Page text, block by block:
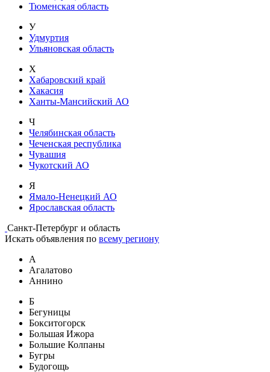
Тюменская область
У
Удмуртия
Ульяновская область
Х
Хабаровский край
Хакасия
Ханты-Мансийский АО
Ч
Челябинская область
Чеченская республика
Чувашия
Чукотский АО
Я
Ямало-Ненецкий АО
Ярославская область
Санкт-Петербург и область
Искать объявления по всему региону
А
Агалатово
Аннино
Б
Бегуницы
Бокситогорск
Большая Ижора
Большие Колпаны
Бугры
Будогощь